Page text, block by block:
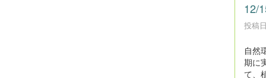
12/
投稿
自然
期に
て、